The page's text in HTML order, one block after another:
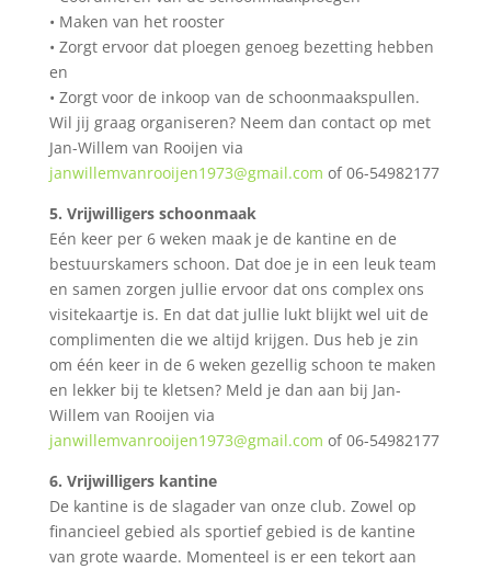
• Maken van het rooster
• Zorgt ervoor dat ploegen genoeg bezetting hebben
en
• Zorgt voor de inkoop van de schoonmaakspullen.
Wil jij graag organiseren? Neem dan contact op met
Jan-Willem van Rooijen via
janwillemvanrooijen1973@gmail.com of 06-54982177
5. Vrijwilligers schoonmaak
Eén keer per 6 weken maak je de kantine en de
bestuurskamers schoon. Dat doe je in een leuk team
en samen zorgen jullie ervoor dat ons complex ons
visitekaartje is. En dat dat jullie lukt blijkt wel uit de
complimenten die we altijd krijgen. Dus heb je zin
om één keer in de 6 weken gezellig schoon te maken
en lekker bij te kletsen? Meld je dan aan bij Jan-
Willem van Rooijen via
janwillemvanrooijen1973@gmail.com of 06-54982177
6. Vrijwilligers kantine
De kantine is de slagader van onze club. Zowel op
financieel gebied als sportief gebied is de kantine
van grote waarde. Momenteel is er een tekort aan